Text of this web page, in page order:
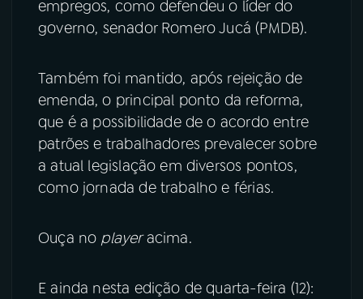
empregos, como defendeu o líder do
governo, senador Romero Jucá (PMDB).
Também foi mantido, após rejeição de
emenda, o principal ponto da reforma,
que é a possibilidade de o acordo entre
patrões e trabalhadores prevalecer sobre
a atual legislação em diversos pontos,
como jornada de trabalho e férias.
Ouça no playeracima.
E ainda nesta edição de quarta-feira (12):